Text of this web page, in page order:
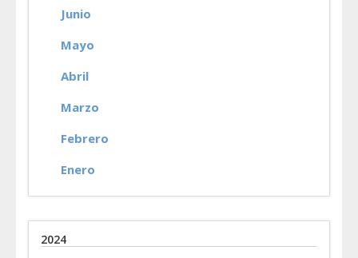
Junio
Mayo
Abril
Marzo
Febrero
Enero
2024